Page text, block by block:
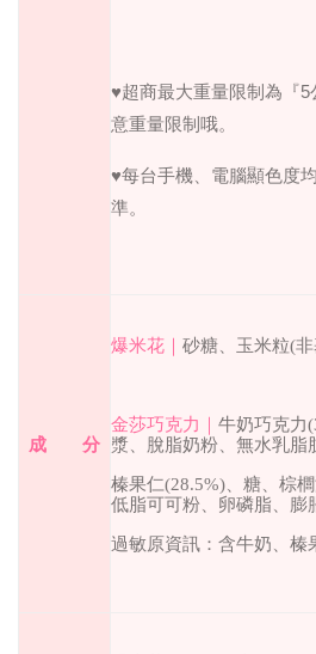
♥超商最大重量限制為『5
意重量限制哦。
♥每台手機、電腦顯色度
準。
成 分
爆米花 ｜ 砂糖、玉米粒(
金莎巧克力｜ 牛奶巧克力
漿、脫脂奶粉、無水乳脂
榛果仁(28.5%)、糖、棕
低脂可可粉、卵磷脂、膨
過敏原資訊：含牛奶、榛